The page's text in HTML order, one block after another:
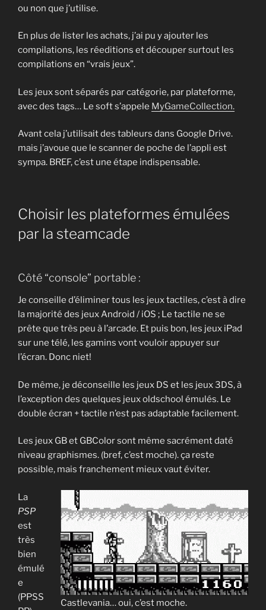
ou non que j’utilise.
En plus de lister les achats, j’ai pu y ajouter les
compilations, les réeditions et découper surtout les
compilations en “vrais jeux”.
Les jeux sont séparés par catégorie, par plateforme,
avec des tags… Le soft s’appele MyGameCollection.
Avant cela j’utilisait des tableurs dans Google Drive.
mais j’avoue que le scanner de poche de l’appli est
sympa. BREF, c’est une étape indispensable.
Choisir les plateformes émulées
par la steamcade
Côté “console” portable :
Je conseille d’éliminer tous les jeux tactiles, c’est à dire
la majorité des jeux Android / iOS ; Le tactile ne se
prête que très peu à l’arcade. Et puis bon, les jeux iPad
sur une télé, les gamins vont vouloir appuyer sur
l’écran. Donc niet!
De même, je déconseille les jeux DS et les jeux 3DS, à
l’exception des quelques jeux oldschool émulés. Le
double écran + tactile n’est pas adaptable facilement.
Les jeux GB et GBColor sont même sacrément daté
niveau graphismes. (bref, c’est moche). ça reste
possible, mais franchement mieux vaut éviter.
Castlevania… oui, c’est moche.
La
PSP
est
très
bien
émulé
e
(PPSS